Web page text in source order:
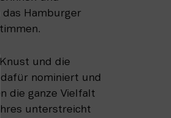
das Hamburger
und die
nominiert und
die ganze Vielfalt
unterstreicht